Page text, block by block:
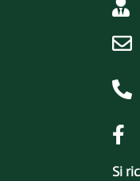
Si